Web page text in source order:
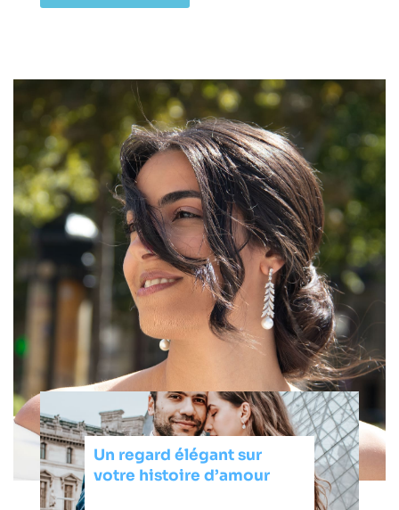
Un regard élégant sur
votre histoire d’amour